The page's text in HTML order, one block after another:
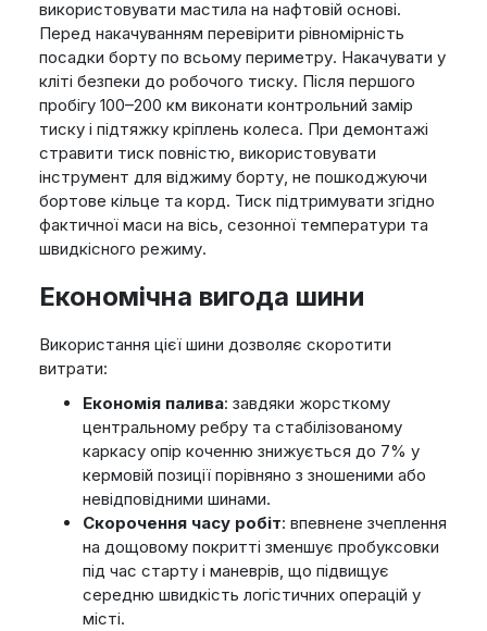
використовувати мастила на нафтовій основі.
Перед накачуванням перевірити рівномірність
посадки борту по всьому периметру. Накачувати у
кліті безпеки до робочого тиску. Після першого
пробігу 100–200 км виконати контрольний замір
тиску і підтяжку кріплень колеса. При демонтажі
стравити тиск повністю, використовувати
інструмент для віджиму борту, не пошкоджуючи
бортове кільце та корд. Тиск підтримувати згідно
фактичної маси на вісь, сезонної температури та
швидкісного режиму.
Економічна вигода шини
Використання цієї шини дозволяє скоротити
витрати:
Економія палива: завдяки жорсткому
центральному ребру та стабілізованому
каркасу опір коченню знижується до 7% у
кермовій позиції порівняно з зношеними або
невідповідними шинами.
Скорочення часу робіт: впевнене зчеплення
на дощовому покритті зменшує пробуксовки
під час старту і маневрів, що підвищує
середню швидкість логістичних операцій у
місті.